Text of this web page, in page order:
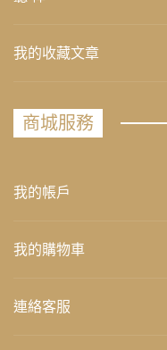
我的收藏文章
商城服務
我的帳戶
我的購物車
連絡客服